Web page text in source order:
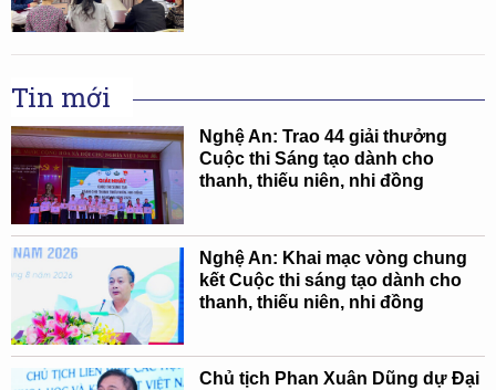
Tin mới
Nghệ An: Trao 44 giải thưởng
Cuộc thi Sáng tạo dành cho
thanh, thiếu niên, nhi đồng
Nghệ An: Khai mạc vòng chung
kết Cuộc thi sáng tạo dành cho
thanh, thiếu niên, nhi đồng
Chủ tịch Phan Xuân Dũng dự Đại